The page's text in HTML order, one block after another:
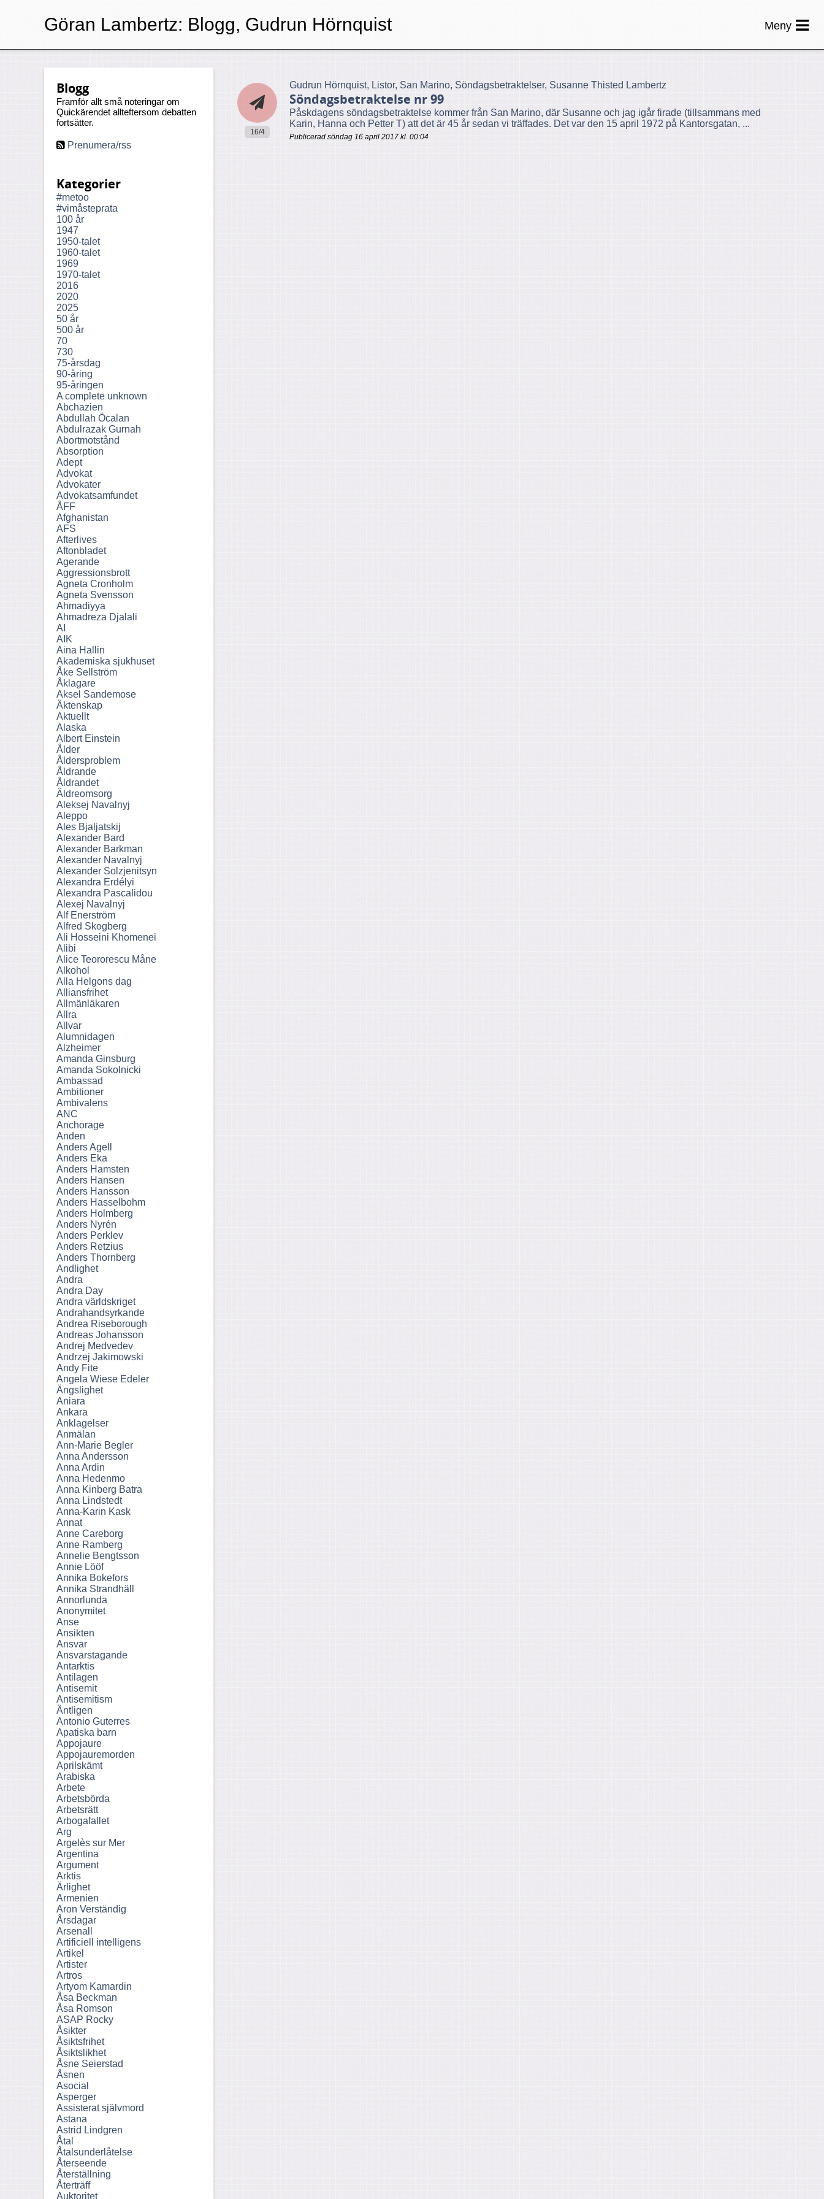
Blogg
Framför allt små noteringar om
Quickärendet allteftersom debatten
fortsätter.
Prenumera/rss
Kategorier
#metoo
#vimåsteprata
100 år
1947
1950-talet
1960-talet
1969
1970-talet
2016
2020
2025
50 år
500 år
70
730
75-årsdag
90-åring
95-åringen
A complete unknown
Abchazien
Abdullah Öcalan
Abdulrazak Gurnah
Abortmotstånd
Absorption
Adept
Advokat
Advokater
Advokatsamfundet
ÅFF
Afghanistan
AFS
Afterlives
Aftonbladet
Agerande
Aggressionsbrott
Agneta Cronholm
Agneta Svensson
Ahmadiyya
Ahmadreza Djalali
AI
AIK
Aina Hallin
Akademiska sjukhuset
Åke Sellström
Åklagare
Aksel Sandemose
Äktenskap
Aktuellt
Alaska
Albert Einstein
Ålder
Åldersproblem
Åldrande
Åldrandet
Äldreomsorg
Aleksej Navalnyj
Aleppo
Ales Bjaljatskij
Alexander Bard
Alexander Barkman
Alexander Navalnyj
Alexander Solzjenitsyn
Alexandra Erdélyi
Alexandra Pascalidou
Alexej Navalnyj
Alf Enerström
Alfred Skogberg
Ali Hosseini Khomenei
Alibi
Alice Teororescu Måne
Alkohol
Alla Helgons dag
Alliansfrihet
Allmänläkaren
Allra
Allvar
Alumnidagen
Alzheimer
Amanda Ginsburg
Amanda Sokolnicki
Ambassad
Ambitioner
Ambivalens
ANC
Anchorage
Anden
Anders Agell
Anders Eka
Anders Hamsten
Anders Hansen
Anders Hansson
Anders Hasselbohm
Anders Holmberg
Anders Nyrén
Anders Perklev
Anders Retzius
Anders Thornberg
Andlighet
Andra
Andra Day
Andra världskriget
Andrahandsyrkande
Andrea Riseborough
Andreas Johansson
Andrej Medvedev
Andrzej Jakimowski
Andy Fite
Angela Wiese Edeler
Ängslighet
Aniara
Ankara
Anklagelser
Anmälan
Ann-Marie Begler
Anna Andersson
Anna Ardin
Anna Hedenmo
Anna Kinberg Batra
Anna Lindstedt
Anna-Karin Kask
Annat
Anne Careborg
Anne Ramberg
Annelie Bengtsson
Annie Lööf
Annika Bokefors
Annika Strandhäll
Annorlunda
Anonymitet
Anse
Ansikten
Ansvar
Ansvarstagande
Antarktis
Antilagen
Antisemit
Antisemitism
Äntligen
Antonio Guterres
Apatiska barn
Appojaure
Appojauremorden
Aprilskämt
Arabiska
Arbete
Arbetsbörda
Arbetsrätt
Arbogafallet
Arg
Argelès sur Mer
Argentina
Argument
Arktis
Ärlighet
Armenien
Aron Verständig
Årsdagar
Arsenall
Artificiell intelligens
Artikel
Artister
Artros
Artyom Kamardin
Åsa Beckman
Åsa Romson
ASAP Rocky
Åsikter
Åsiktsfrihet
Åsiktslikhet
Åsne Seierstad
Åsnen
Asocial
Asperger
Assisterat självmord
Astana
Astrid Lindgren
Åtal
Åtalsunderlåtelse
Återseende
Återställning
Återträff
Auktoritet
16/4
Gudrun Hörnquist, Listor, San Marino, Söndagsbetraktelser, Susanne Thisted Lambertz
Söndagsbetraktelse nr 99
Påskdagens söndagsbetraktelse kommer från San Marino, där Susanne och jag igår firade (tillsammans med
Karin, Hanna och Petter T) att det är 45 år sedan vi träffades. Det var den 15 april 1972 på Kantorsgatan, ...
Publicerad söndag 16 april 2017 kl. 00:04
Göran Lambertz: Blogg, Gudrun Hörnquist Meny